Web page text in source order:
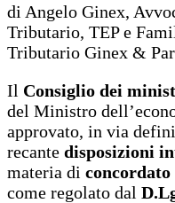
di Angelo Ginex,
Tributario, TEP e
Tributario Ginex &
Il Consiglio dei
del Ministro
approvato, in via
recante disposizioni
materia di
come regolato dal